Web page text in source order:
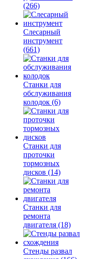
(266)
Слесарный
инструмент
(661)
Станки для
обслуживания
колодок (6)
Станки для
проточки
тормозных
дисков (14)
Станки для
ремонта
двигателя (18)
Стенды развал